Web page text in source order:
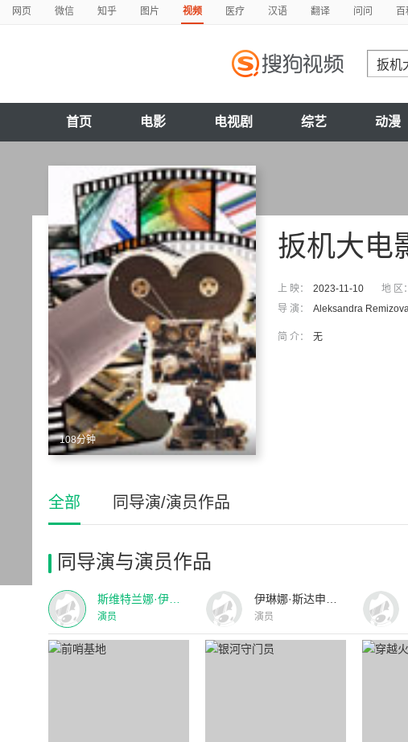
网页 微信 知乎 图片 视频 医疗 汉语 翻译 问问
首页 电影 电视剧 综艺 动漫
108分钟
扳机大电
上 映： 2023-11-10 地 区：
导 演：
Aleksandra
简 介： 无
全部 同导演/演员作品
同导演与演员作品
演员 演员